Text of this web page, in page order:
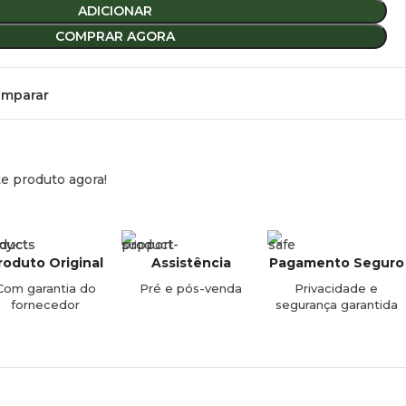
3
4
ADICIONAR
COMPRAR AGORA
produto agora!
Original
garantia do
fornecedor
Assistência
Pré e pós-venda
Pagamento Seguro
Privacidade e
segurança garantida